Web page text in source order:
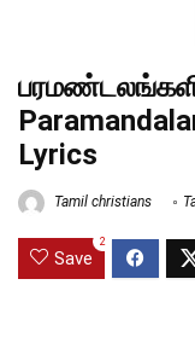
Lyrics
Tamil christians
Save
2